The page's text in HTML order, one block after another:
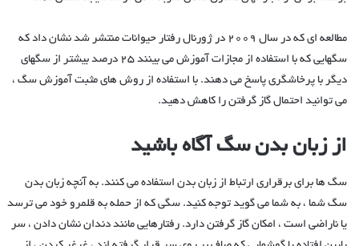
مطالعه ای که در سال 2009 در ژورنال رفتار حیوانات منتشر شد نشان داد که
سگهایی که با استفاده از مجازات آموزش می بینند 25 درصد بیشتر از سگهای
دیگر با پرخاشگری پاسخ می دهند. با استفاده از روش های مثبت آموزش سگ ،
می توانید احتمال گاز گرفتن را کاهش دهید.
از زبان بدن سگ آگاه باشید
سگ ها برای برقراری ارتباط از زبان بدن استفاده می کنند. به آنچه زبان بدن
سگ شما ، به شما می گوید توجه کنید. سگی که از حمله به قلمرو خود می ترسد
یا ناراضی است ، امکان گاز گرفتن دارد. رفتارهایی مانند دندان نشان دادن ، سر